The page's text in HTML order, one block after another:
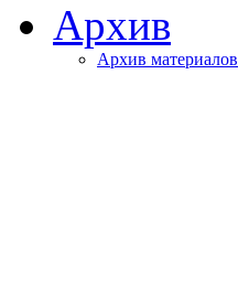
Архив
Архив материалов